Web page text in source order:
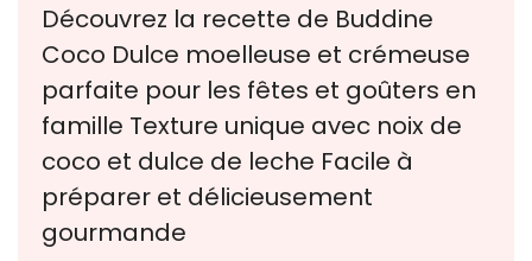
Découvrez la recette de Buddine
Coco Dulce moelleuse et crémeuse
parfaite pour les fêtes et goûters en
famille Texture unique avec noix de
coco et dulce de leche Facile à
préparer et délicieusement
gourmande